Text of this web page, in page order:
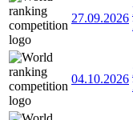
27.09.2026
04.10.2026